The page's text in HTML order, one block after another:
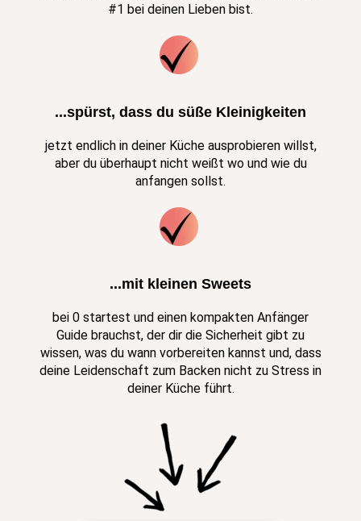
#1 bei deinen Lieben bist.
...spürst, dass du süße Kleinigkeiten
jetzt endlich in deiner Küche ausprobieren willst,
aber du überhaupt nicht weißt wo und wie du
anfangen sollst.
...mit kleinen Sweets
bei 0 startest und einen kompakten Anfänger
Guide brauchst, der dir die Sicherheit gibt zu
wissen, was du wann vorbereiten kannst und, dass
deine Leidenschaft zum Backen nicht zu Stress in
deiner Küche führt.